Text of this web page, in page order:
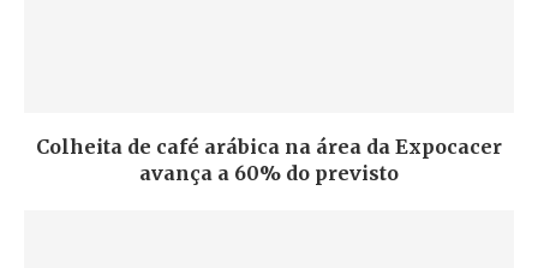
Colheita de café arábica na área da Expocacer
avança a 60% do previsto